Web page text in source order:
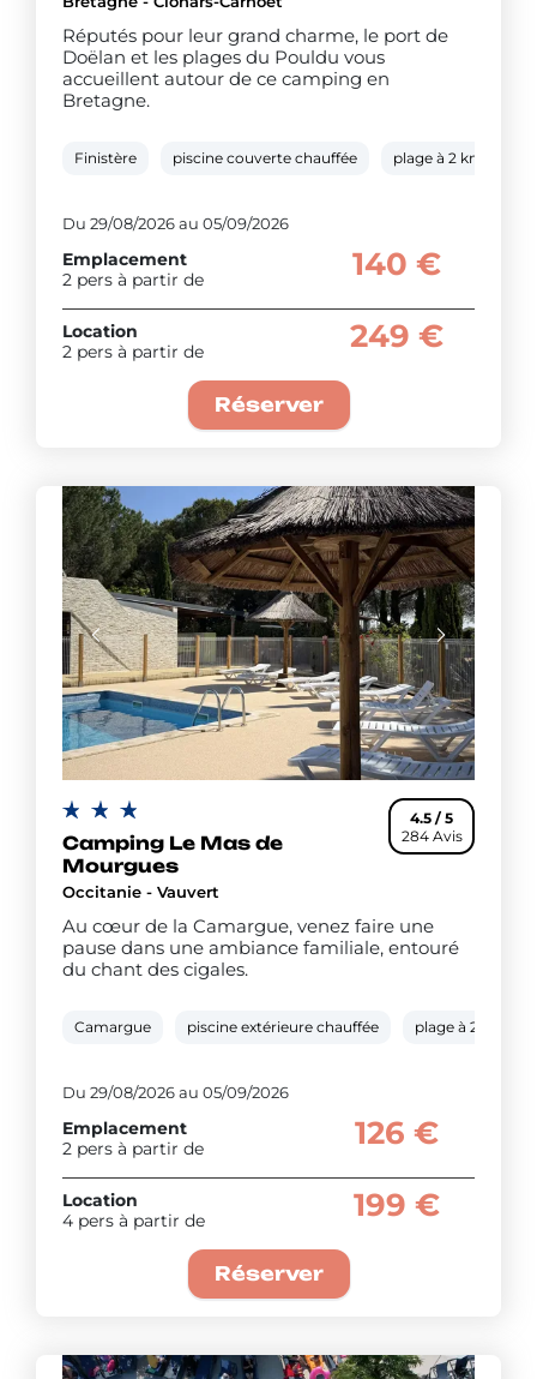
Réputés pour leur grand charme, le port de
Doëlan et les plages du Pouldu vous
accueillent autour de ce camping en
Bretagne.
Finistère piscine couverte chauffée plage à 2 km
Du 29/08/2026 au 05/09/2026
Emplacement
2 pers à partir de
140 €
Location
2 pers à partir de
249 €
Réserver
4.5 / 5
284 Avis
Camping Le Mas de
Mourgues
Occitanie - Vauvert
Au cœur de la Camargue, venez faire une
pause dans une ambiance familiale, entouré
du chant des cigales.
Camargue piscine extérieure chauffée plage à 25 km
Du 29/08/2026 au 05/09/2026
Emplacement
2 pers à partir de
126 €
Location
4 pers à partir de
199 €
Réserver